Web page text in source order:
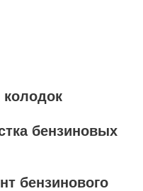
бензиновых
бензинового